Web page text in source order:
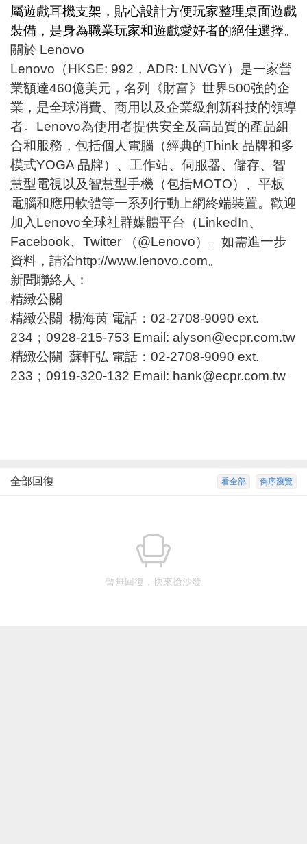
屬遊戲耳機支架，貼心設計方便玩家整理桌面遊戲
裝備，是身為職業玩家和遊戲愛好者的絕佳選擇。
關於 Lenovo
Lenovo（HKSE: 992，ADR: LNVGY）是一家營
業額達460億美元，名列《財富》世界500強的企
業，是全球消費、商用以及企業級創新科技的領導
者。Lenovo為使用者提供安全及高品質的產品組
合和服務，包括個人電腦（經典的Think 品牌和多
模式YOGA 品牌）、工作站、伺服器、儲存、智
慧型電視以及智慧型手機（包括MOTO）、平板
電腦和應用軟體等一系列行動上網終端裝置。歡迎
加入Lenovo全球社群媒體平台（LinkedIn、
Facebook、Twitter （@Lenovo）。如需進一步
資料，請洽http://www.lenovo.com。
新聞聯絡人：
精緻公關
精緻公關 楊海茵 電話：02-2708-9090 ext.
234；0928-215-753 Email: alyson@ecpr.com.tw
精緻公關 蘇軒弘 電話：02-2708-9090 ext.
233；0919-320-132 Email: hank@ecpr.com.tw
倒序瀏覽
看全部
全部回復
暫無回復，快來搶沙發